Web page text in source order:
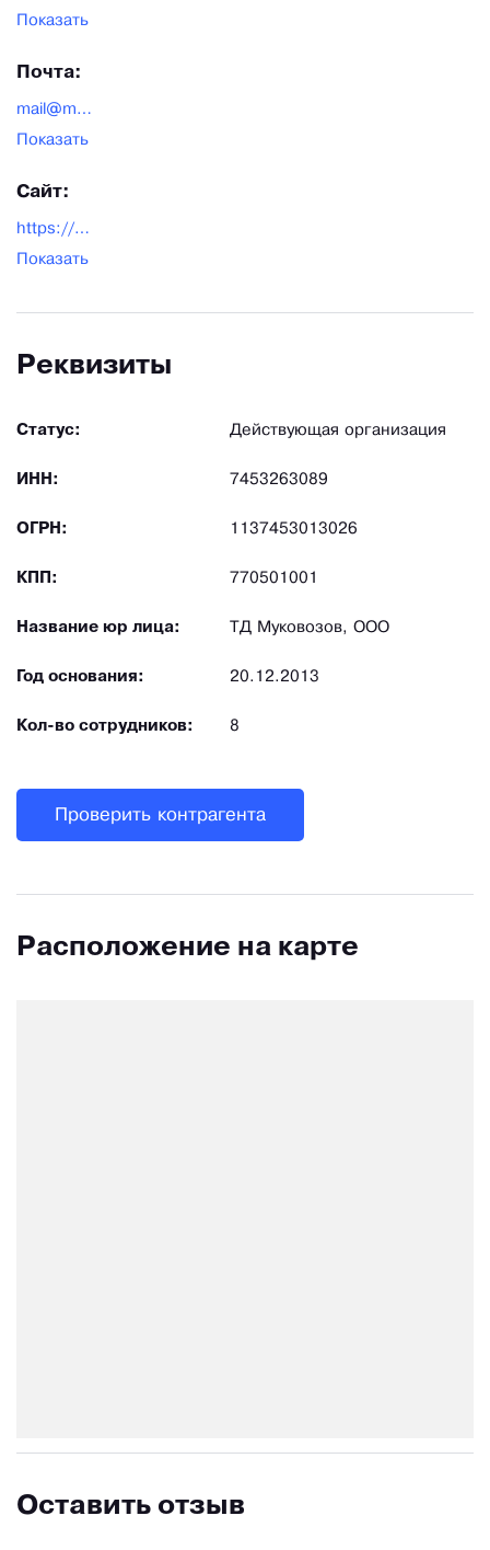
Показать
Почта:
mail@mukovozov.ru
Показать
Сайт:
https://mukovozov.ru/
Показать
Реквизиты
Статус: Действующая организация
ИНН: 7453263089
ОГРН: 1137453013026
КПП: 770501001
Название юр лица: ТД Муковозов, ООО
Год основания: 20.12.2013
Кол-во сотрудников: 8
Проверить контрагента
Расположение на карте
Оставить отзыв